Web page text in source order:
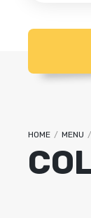
HOME / MENU /